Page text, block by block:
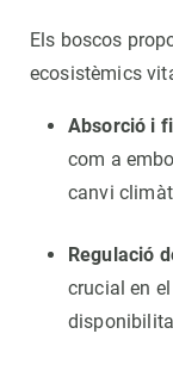
Els boscos
ecosistèmics
Absorció i
com a
canvi
Regulació
crucial en